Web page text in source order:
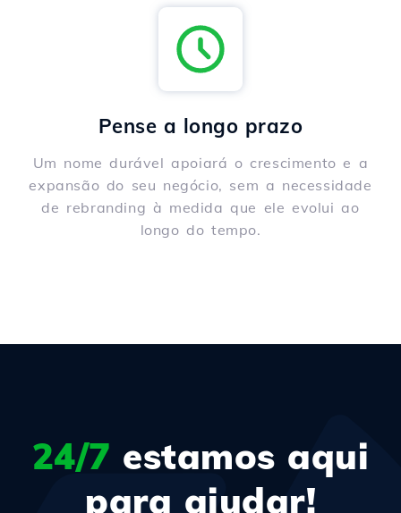
Pense a longo prazo
Um nome durável apoiará o crescimento e a
expansão do seu negócio, sem a necessidade
de rebranding à medida que ele evolui ao
longo do tempo.
24/7 estamos aqui
para ajudar!